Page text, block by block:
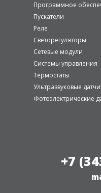
Программное
Пускатели
Реле
Светорегуляторы
Сетевые модули
Системы управления
Термостаты
Ультразвуковые
Фотоэлектрические
+7